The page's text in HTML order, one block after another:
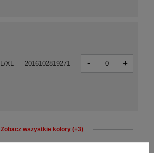
L/XL 2016102819271 - +
Zobacz wszystkie kolory (+3)